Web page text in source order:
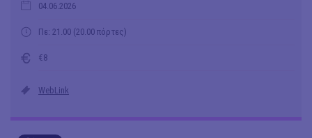
04.06.2026
Πε: 21.00 (20.00 πόρτες)
€8
WebLink